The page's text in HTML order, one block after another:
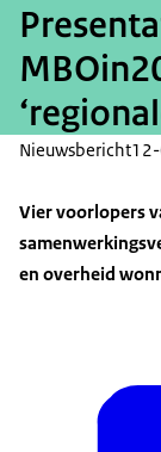
Nieuwsbericht
Vier voorlopers
en overheid